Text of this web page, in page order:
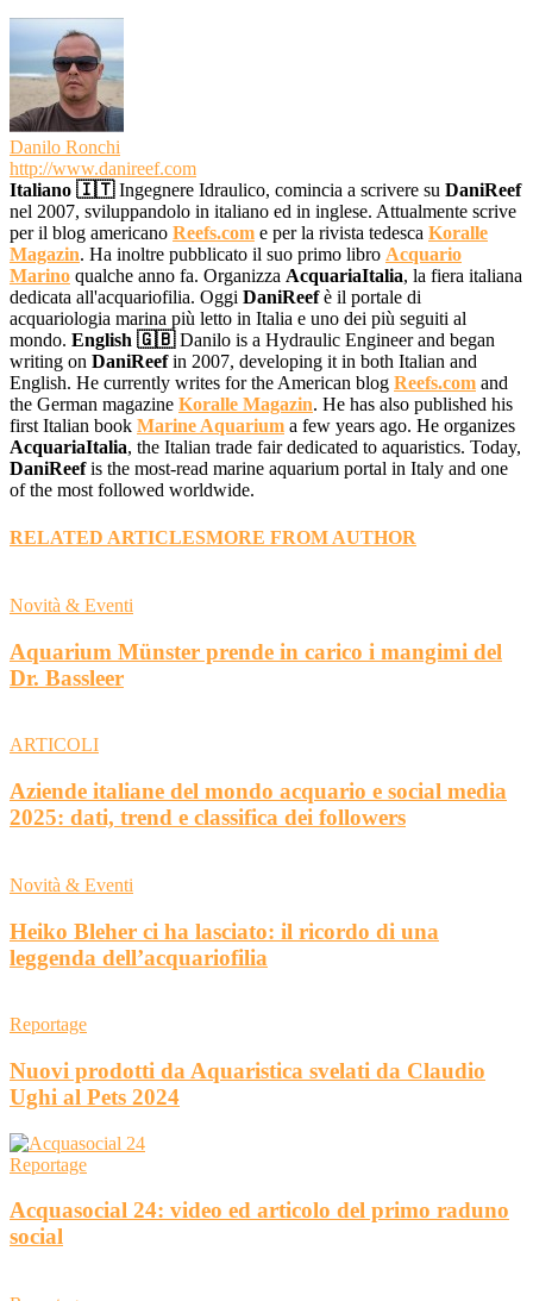
Danilo Ronchi
http://www.danireef.com
Italiano 🇮🇹Ingegnere Idraulico, comincia a scrivere su DaniReef
nel 2007, sviluppandolo in italiano ed in inglese. Attualmente scrive
per il blog americano Reefs.com e per la rivista tedesca Koralle
Magazin. Ha inoltre pubblicato il suo primo libro Acquario
Marino qualche anno fa. Organizza AcquariaItalia, la fiera italiana
dedicata all'acquariofilia. Oggi DaniReefè il portale di
acquariologia marina più letto in Italia e uno dei più seguiti al
mondo. English 🇬🇧Danilo is a Hydraulic Engineer and began
writing on DaniReefin 2007, developing it in both Italian and
English. He currently writes for the American blog Reefs.com and
the German magazine Koralle Magazin. He has also published his
first Italian book Marine Aquarium a few years ago. He organizes
AcquariaItalia, the Italian trade fair dedicated to aquaristics. Today,
DaniReefis the most-read marine aquarium portal in Italy and one
of the most followed worldwide.
RELATED ARTICLESMORE FROM AUTHOR
Novità & Eventi
Aquarium Münster prende in carico i mangimi del
Dr. Bassleer
ARTICOLI
Aziende italiane del mondo acquario e social media
2025: dati, trend e classifica dei followers
Novità & Eventi
Heiko Bleher ci ha lasciato: il ricordo di una
leggenda dell’acquariofilia
Reportage
Nuovi prodotti da Aquaristica svelati da Claudio
Ughi al Pets 2024
Reportage
Acquasocial 24: video ed articolo del primo raduno
social